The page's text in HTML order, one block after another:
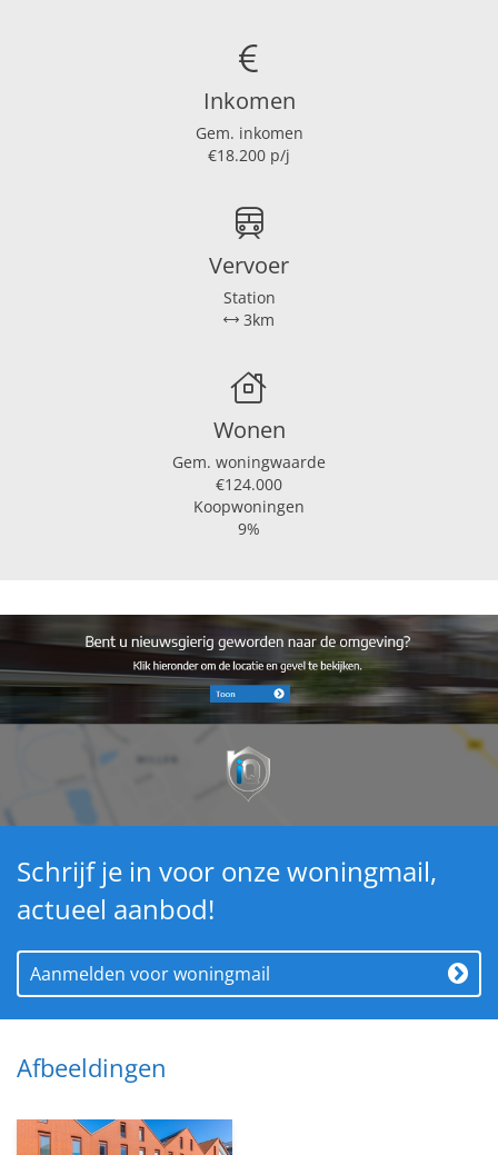
Inkomen
Gem. inkomen
€18.200 p/j
Vervoer
Station
3km
Wonen
Gem. woningwaarde
€124.000
Koopwoningen
9%
Schrijf je in voor onze woningmail,
actueel aanbod!
Aanmelden voor woningmail
Afbeeldingen